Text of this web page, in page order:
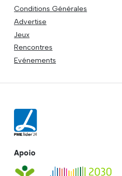
Conditions Générales
Advertise
Jeux
Rencontres
Evénements
Apoio